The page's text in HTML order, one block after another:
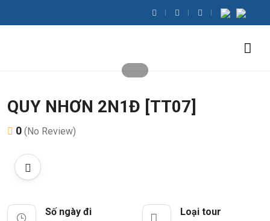
QUY NHƠN 2N1Đ [TT07]
0 (No Review)
Số ngày đi Loại tour